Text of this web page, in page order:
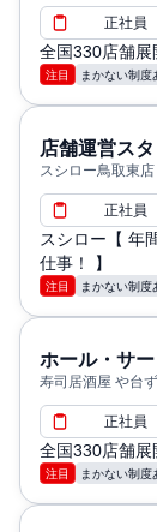
正社員
全国330店舗
注目 まかない制度
店舗運営ス
スシロー鳥取東
正社員
スシロー【 年
仕事！ 】
注目 まかない制度
ホール・サ
寿司居酒屋 や台
正社員
全国330店舗
注目 まかない制度